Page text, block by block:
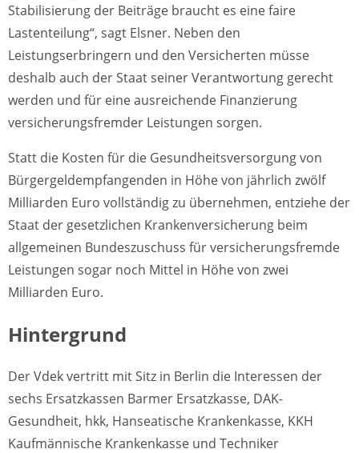
Stabilisierung der Beiträge braucht es eine faire
Lastenteilung“, sagt Elsner. Neben den
Leistungserbringern und den Versicherten müsse
deshalb auch der Staat seiner Verantwortung gerecht
werden und für eine ausreichende Finanzierung
versicherungsfremder Leistungen sorgen.
Statt die Kosten für die Gesundheitsversorgung von
Bürgergeldempfangenden in Höhe von jährlich zwölf
Milliarden Euro vollständig zu übernehmen, entziehe der
Staat der gesetzlichen Krankenversicherung beim
allgemeinen Bundeszuschuss für versicherungsfremde
Leistungen sogar noch Mittel in Höhe von zwei
Milliarden Euro.
Hintergrund
Der Vdek vertritt mit Sitz in Berlin die Interessen der
sechs Ersatzkassen Barmer Ersatzkasse, DAK-
Gesundheit, hkk, Hanseatische Krankenkasse, KKH
Kaufmännische Krankenkasse und Techniker